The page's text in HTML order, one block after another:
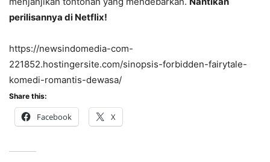
perilisannya di Netflix!
https://newsindomedia-com-
221852.hostingersite.com/sinopsis-forbidden-fairytale-
komedi-romantis-dewasa/
Share this:
Facebook X